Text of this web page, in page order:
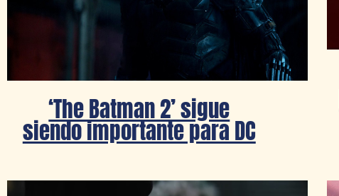
‘The Batman 2’ sigue
siendo importante para DC